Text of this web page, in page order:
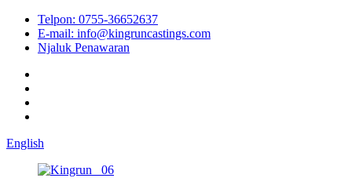
Telpon: 0755-36652637
E-mail: info@kingruncastings.com
Njaluk Penawaran
English